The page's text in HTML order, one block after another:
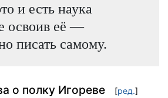
и есть наука
освоив её —
писать самому.
о полку Игореве [ред.]